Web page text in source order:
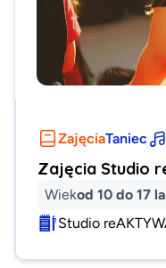
ZajęciaTaniec
Zajęcia Studio
Wiekod 10 do 17
Studio